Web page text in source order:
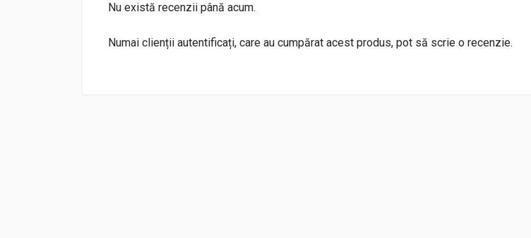
Nu există recenzii până acum.
Numai clienții autentificați, care au cumpărat acest produs, pot să scrie o recenzie.